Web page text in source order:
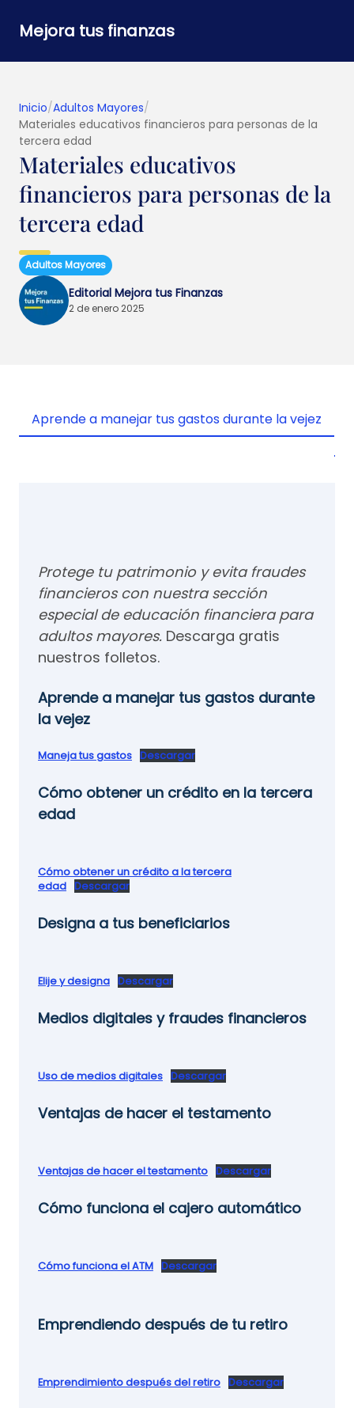
Mejora tus finanzas
Inicio/Adultos Mayores/
Materiales educativos financieros para personas de la
tercera edad
Materiales educativos
financieros para personas de la
tercera edad
Adultos Mayores
Editorial Mejora tus Finanzas
2 de enero 2025
Aprende a manejar tus gastos durante la vejez
Protege tu patrimonio y evita fraudes
financieros con nuestra sección
especial de educación financiera para
adultos mayores. Descarga gratis
nuestros folletos.
Aprende a manejar tus gastos durante
la vejez
Maneja tus gastos Descargar
Cómo obtener un crédito en la tercera
edad
Cómo obtener un crédito a la tercera
edad Descargar
Designa a tus beneficiarios
Elije y designa Descargar
Medios digitales y fraudes financieros
Uso de medios digitales Descargar
Ventajas de hacer el testamento
Ventajas de hacer el testamento Descargar
Cómo funciona el cajero automático
Cómo funciona el ATM Descargar
Emprendiendo después de tu retiro
Emprendimiento después del retiro Descargar